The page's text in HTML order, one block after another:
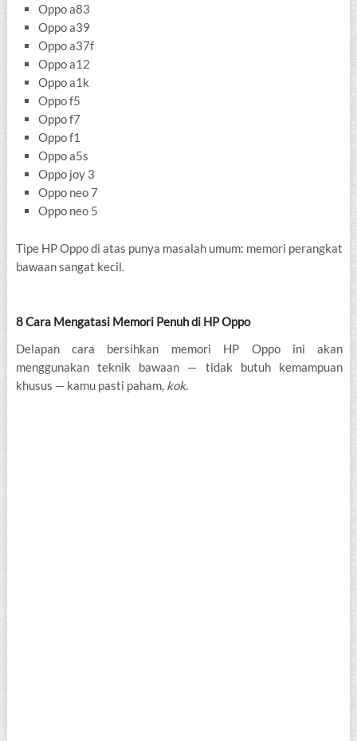
Oppo a83
Oppo a39
Oppo a37f
Oppo a12
Oppo a1k
Oppo f5
Oppo f7
Oppo f1
Oppo a5s
Oppo joy 3
Oppo neo 7
Oppo neo 5
Tipe HP Oppo di atas punya masalah umum: memori perangkat
bawaan sangat kecil.
8 Cara Mengatasi Memori Penuh di HP Oppo
Delapan cara bersihkan memori HP Oppo ini akan
menggunakan teknik bawaan — tidak butuh kemampuan
khusus — kamu pasti paham, kok.